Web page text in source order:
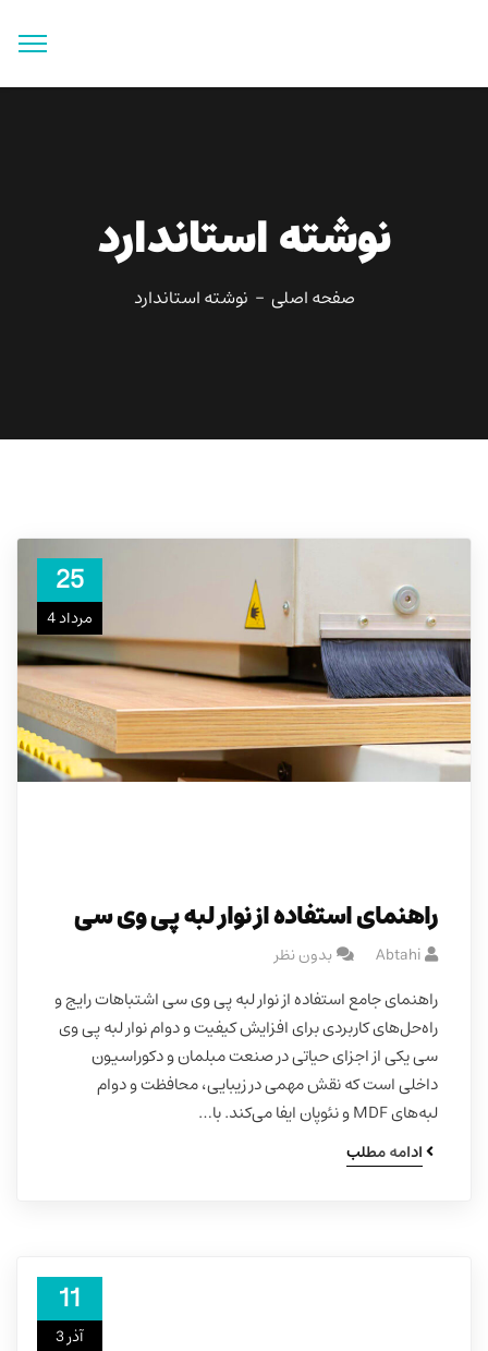
نوشته استاندارد
صفحه اصلی نوشته استاندارد
25
مرداد 4
راهنمای استفاده از نوار لبه پی وی سی
Abtahi بدون نظر
راهنمای جامع استفاده از نوار لبه پی وی سی اشتباهات رایج و
راه‌حل‌های کاربردی برای افزایش کیفیت و دوام نوار لبه پی وی
سی یکی از اجزای حیاتی در صنعت مبلمان و دکوراسیون
داخلی است که نقش مهمی در زیبایی، محافظت و دوام
لبه‌های MDF و نئوپان ایفا می‌کند. با…
ادامه مطلب
11
آذر 3